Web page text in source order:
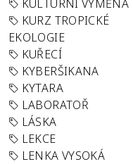
KULTURNÍ VÝMĚNA
KURZ TROPICKÉ
EKOLOGIE
KUŘECÍ
KYBERŠIKANA
KYTARA
LABORATOŘ
LÁSKA
LEKCE
LENKA VYSOKÁ